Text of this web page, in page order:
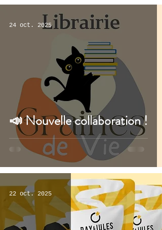
📣 Nouvelle collaboration !
24 oct. 2025
22 oct. 2025